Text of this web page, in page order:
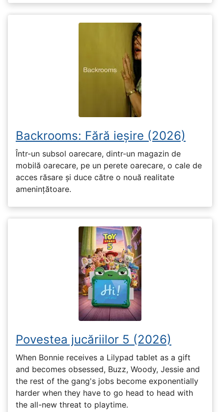
Backrooms: Fără ieșire (2026)
Într-un subsol oarecare, dintr-un magazin de
mobilă oarecare, pe un perete oarecare, o cale de
acces răsare și duce către o nouă realitate
amenințătoare.
Povestea jucăriilor 5 (2026)
When Bonnie receives a Lilypad tablet as a gift
and becomes obsessed, Buzz, Woody, Jessie and
the rest of the gang's jobs become exponentially
harder when they have to go head to head with
the all-new threat to playtime.